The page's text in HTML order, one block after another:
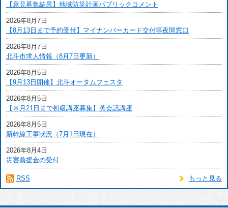
【意見募集結果】地域防災計画パブリックコメント
2026年8月7日
【8月13日まで予約受付】マイナンバーカード交付等夜間窓口
2026年8月7日
北斗市求人情報（8月7日更新）
2026年8月5日
【9月13日開催】北斗オータムフェスタ
2026年8月5日
【８月21日まで初級講座募集】英会話講座
2026年8月5日
新幹線工事状況（7月1日現在）
2026年8月4日
災害義援金の受付
もっと見る
RSS